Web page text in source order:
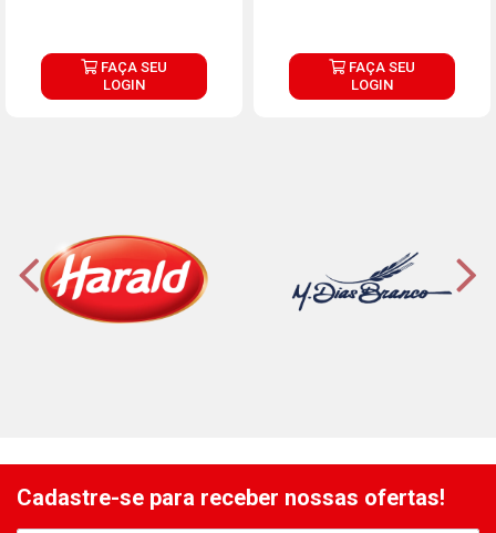
FAÇA SEU
LOGIN
FAÇA SEU
LOGIN
Cadastre-se para receber nossas ofertas!